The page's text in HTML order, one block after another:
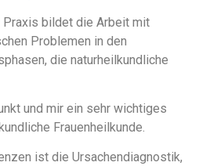
Praxis bildet die Arbeit mit
Problemen in den
die naturheilkundliche
und mir ein sehr wichtiges
Frauenheilkunde.
ist die Ursachendiagnostik,